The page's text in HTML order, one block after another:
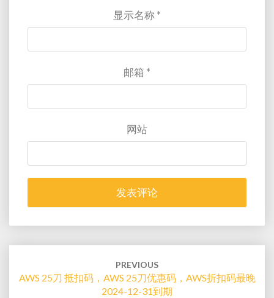
显示名称*
邮箱 *
网站
PREVIOUS
AWS 25刀 抵扣码，AWS 25刀优惠码，AWS折扣码最晚
2024-12-31到期